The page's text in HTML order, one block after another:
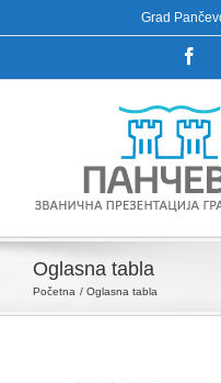
to
Grad
Oglasna tabla
Početna Oglasna tabla